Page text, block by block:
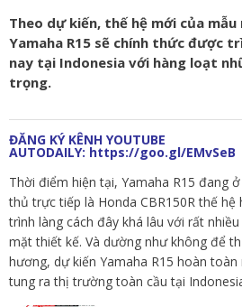
Theo dự kiến, thế hệ mới của
Yamaha R15 sẽ chính thức được
nay tại Indonesia với hàng loạt
trọng.
ĐĂNG KÝ KÊNH YOUTUBE
AUTODAILY: https://goo.gl/EMvSeB
Thời điểm hiện tại, Yamaha R15 đang
thủ trực tiếp là Honda CBR150R thế
trình làng cách đây khá lâu với rất
mặt thiết kế. Và dường như không để
hương, dự kiến Yamaha R15 hoàn
tung ra thị trường toàn cầu tại